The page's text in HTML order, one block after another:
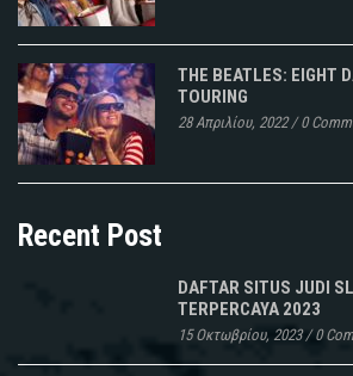
THE BEATLES: EIGHT
TOURING
28 Απριλίου, 2022/0
Recent Post
DAFTAR SITUS JUDI
TERPERCAYA 2023
15 Οκτωβρίου, 2023/0